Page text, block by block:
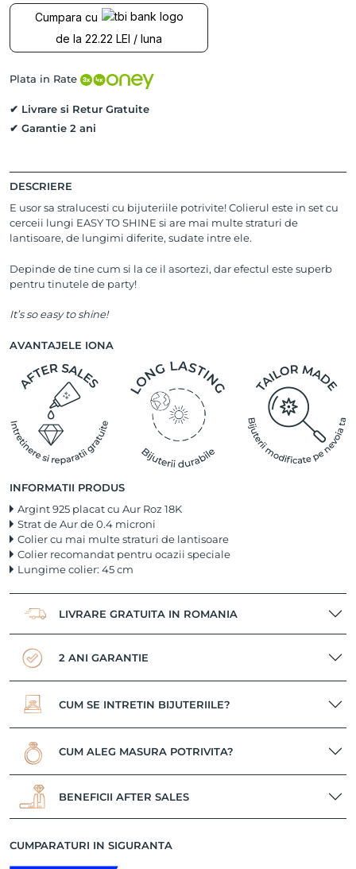
TO
SHINE,
placat
Aur
Roz
Cumpara cu
de la 22.22 LEI / luna
Plata in Rate
✔ Livrare si Retur Gratuite
✔ Garantie 2 ani
DESCRIERE
E usor sa stralucesti cu bijuteriile potrivite! Colierul este in set cu
cerceii lungi EASY TO SHINE si are mai multe straturi de
lantisoare, de lungimi diferite, sudate intre ele.
Depinde de tine cum si la ce il asortezi, dar efectul este superb
pentru tinutele de party!
It’s so easy to shine!
AVANTAJELE IONA
INFORMATII PRODUS
Argint 925 placat cu Aur Roz 18K
Strat de Aur de 0.4 microni
Colier cu mai multe straturi de lantisoare
Colier recomandat pentru ocazii speciale
Lungime colier: 45 cm
LIVRARE GRATUITA IN ROMANIA
2 ANI GARANTIE
CUM SE INTRETIN BIJUTERIILE?
CUM ALEG MASURA POTRIVITA?
BENEFICII AFTER SALES
CUMPARATURI IN SIGURANTA